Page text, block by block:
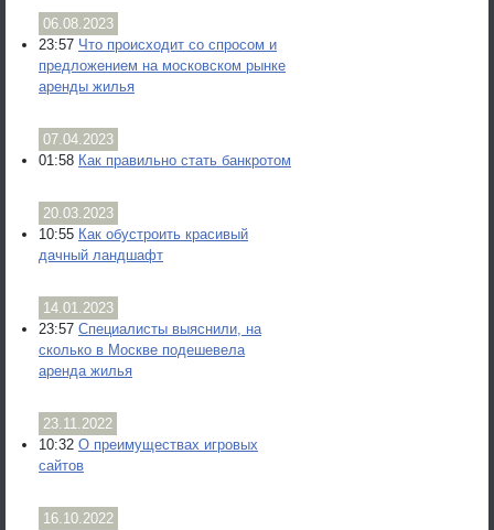
06.08.2023
23:57 Что происходит со спросом и
предложением на московском рынке
аренды жилья
07.04.2023
01:58 Как правильно стать банкротом
20.03.2023
10:55 Как обустроить красивый
дачный ландшафт
14.01.2023
23:57 Специалисты выяснили, на
сколько в Москве подешевела
аренда жилья
23.11.2022
10:32 О преимуществах игровых
сайтов
16.10.2022